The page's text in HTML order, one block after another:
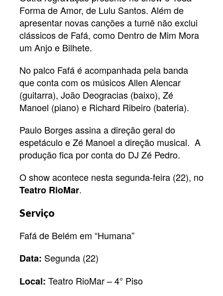
Forma de Amor, de Lulu Santos. Além de
apresentar novas canções a turnê não exclui
clássicos de Fafá, como Dentro de Mim Mora
um Anjo e Bilhete.
No palco Fafá é acompanhada pela banda
que conta com os músicos Allen Alencar
(guitarra), João Deogracias (baixo), Zé
Manoel (piano) e Richard Ribeiro (bateria).
Paulo Borges assina a direção geral do
espetáculo e Zé Manoel a direção musical. A
produção fica por conta do DJ Zé Pedro.
O show acontece nesta segunda-feira (22), no
Teatro RioMar.
Serviço
Fafá de Belém em “Humana”
Data: Segunda (22)
Local: Teatro RioMar – 4° Piso